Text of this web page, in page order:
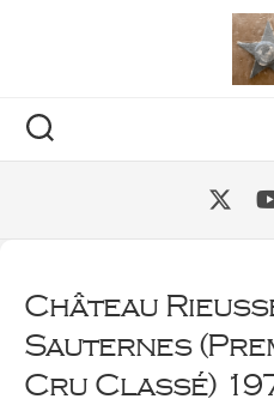
Château
Sauternes
Cru Classé)